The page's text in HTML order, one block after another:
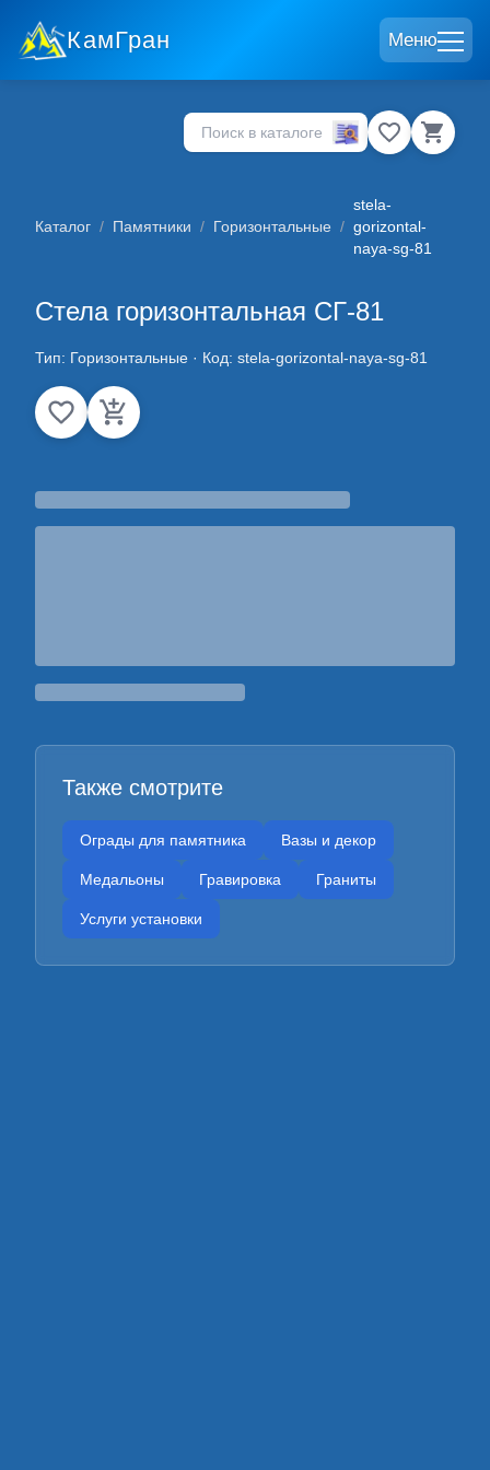
КамГран Меню
Каталог / Памятники / Горизонтальные /
stela-
gorizontal-
naya-sg-81
Стела горизонтальная СГ-81
Тип: Горизонтальные · Код: stela-gorizontal-naya-sg-81
Также смотрите
Ограды для памятника Вазы и декор
Медальоны Гравировка Граниты
Услуги установки